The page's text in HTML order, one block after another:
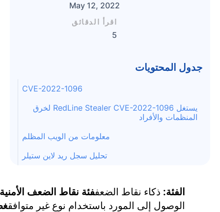
May 12, 2022
اقرأ الدقائق
5
جدول المحتويات
CVE-2022-1096
يستغل RedLine Stealer CVE-2022-1096 لخرق
المنظمات والأفراد
معلومات من الويب المظلم
تحليل سجل ريد لاين ستيلر
الفئة: ذكاء نقاط الضعففئة نقاط الضعف
الوصول إلى المورد باستخدام نوع غير متوافق